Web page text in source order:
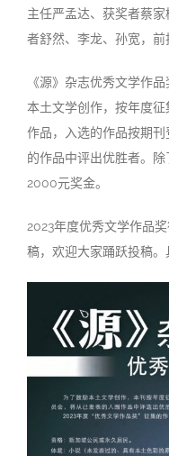
主任严孟达、获奖者蔡
者舒然、李龙、孙宽，前
《源》杂志优秀文学作
本土文学创作，按年度
作品，入选的作品按期
的作品中评出优胜者。
2000元奖金。
2023年度优秀文学作品
稿，欢迎大家踊跃投稿。